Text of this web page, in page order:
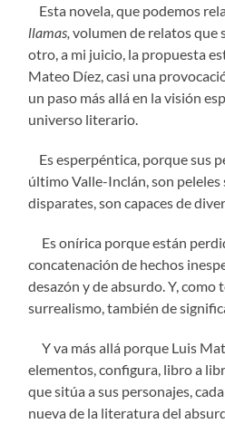
Esta novela, que podemos
llamas,volumen de relatos que
otro, a mi juicio, la propuesta
Mateo Díez, casi una
un paso más allá en la visión
universo literario.
Es esperpéntica, porque sus
último Valle-Inclán, son
disparates, son capaces de
Es onírica porque están
concatenación de hechos
desazón y de absurdo. Y,
surrealismo, también de
Y va más allá porque Luis
elementos, configura, libro a
que sitúa a sus personajes,
nueva de la literatura del